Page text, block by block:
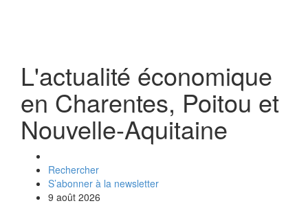
L'actualité économique
en Charentes, Poitou et
Nouvelle-Aquitaine
Rechercher
S’abonner à la newsletter
9 août 2026